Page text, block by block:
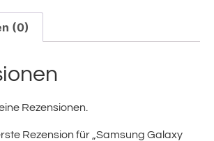
(0)
Rezensionen.
Rezension für „Samsung Galaxy